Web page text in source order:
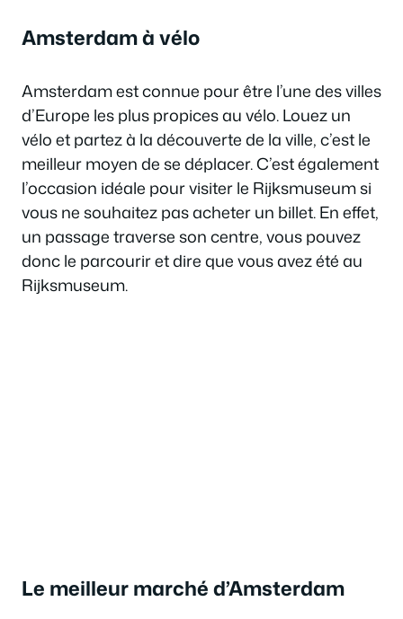
Amsterdam à vélo
Amsterdam est connue pour être l’une des villes
d’Europe les plus propices au vélo. Louez un
vélo et partez à la découverte de la ville, c’est le
meilleur moyen de se déplacer. C’est également
l’occasion idéale pour visiter le Rijksmuseum si
vous ne souhaitez pas acheter un billet. En effet,
un passage traverse son centre, vous pouvez
donc le parcourir et dire que vous avez été au
Rijksmuseum.
Le meilleur marché d’Amsterdam